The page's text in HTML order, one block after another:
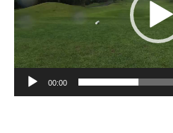
ヤ
00:00